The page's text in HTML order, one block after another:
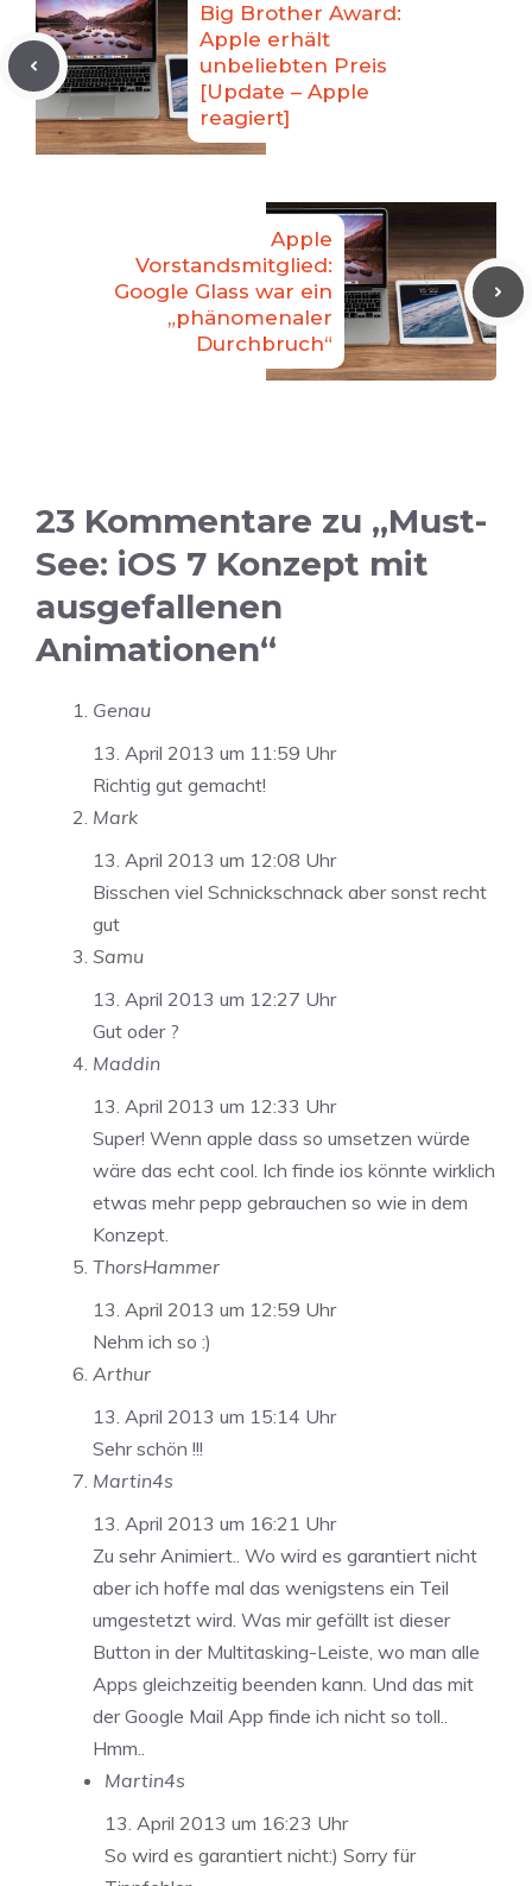
Big Brother Award:
Apple erhält
unbeliebten Preis
[Update – Apple
reagiert]
Apple
Vorstandsmitglied:
Google Glass war ein
„phänomenaler
Durchbruch“
23 Kommentare zu „Must-
See: iOS 7 Konzept mit
ausgefallenen
Animationen“
Genau
13. April 2013 um 11:59 Uhr
Richtig gut gemacht!
Mark
13. April 2013 um 12:08 Uhr
Bisschen viel Schnickschnack aber sonst recht
gut
Samu
13. April 2013 um 12:27 Uhr
Gut oder ?
Maddin
13. April 2013 um 12:33 Uhr
Super! Wenn apple dass so umsetzen würde
wäre das echt cool. Ich finde ios könnte wirklich
etwas mehr pepp gebrauchen so wie in dem
Konzept.
ThorsHammer
13. April 2013 um 12:59 Uhr
Nehm ich so :)
Arthur
13. April 2013 um 15:14 Uhr
Sehr schön !!!
Martin4s
13. April 2013 um 16:21 Uhr
Zu sehr Animiert.. Wo wird es garantiert nicht
aber ich hoffe mal das wenigstens ein Teil
umgestetzt wird. Was mir gefällt ist dieser
Button in der Multitasking-Leiste, wo man alle
Apps gleichzeitig beenden kann. Und das mit
der Google Mail App finde ich nicht so toll..
Hmm..
Martin4s
13. April 2013 um 16:23 Uhr
So wird es garantiert nicht:) Sorry für